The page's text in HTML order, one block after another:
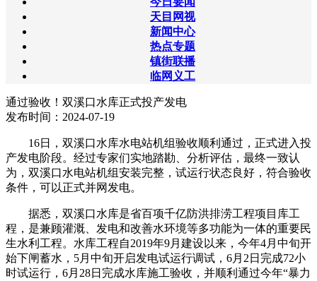
天目网视
新闻中心
热点专题
镇街联播
临网义工
通过验收！双溪口水库正式投产发电
发布时间：2024-07-19
16日，双溪口水库水电站机组验收顺利通过，正式进入投
产发电阶段。经过专家们实地踏勘、分析评估，最终一致认
为，双溪口水电站机组安装完整，试运行状态良好，符合验收
条件，可以正式并网发电。
据悉，双溪口水库是省百项千亿防洪排涝工程项目库工
程，是兼顾灌溉、发电和改善水环境等多功能为一体的重要民
生水利工程。水库工程自2019年9月建设以来，今年4月中旬开
始下闸蓄水，5月中旬开启发电试运行调试，6月2日完成72小
时试运行，6月28日完成水库施工验收，并顺利通过今年“暴力